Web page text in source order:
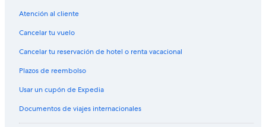
Atención al cliente
Cancelar tu vuelo
Cancelar tu reservación de hotel o renta vacacional
Plazos de reembolso
Usar un cupón de Expedia
Documentos de viajes internacionales